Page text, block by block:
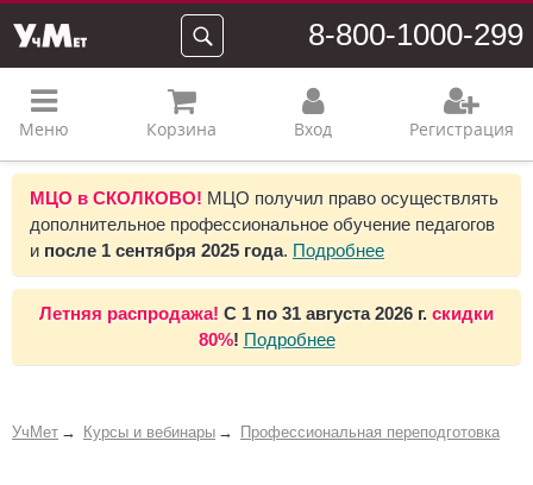
8-800-1000-299
Меню Корзина Вход Регистрация
МЦО в СКОЛКОВО! МЦО получил право осуществлять
дополнительное профессиональное обучение педагогов
и после 1 сентября 2025 года. Подробнее
Летняя распродажа! С 1 по 31 августа 2026 г. скидки
80%! Подробнее
УчМет Курсы и вебинары Профессиональная переподготовка